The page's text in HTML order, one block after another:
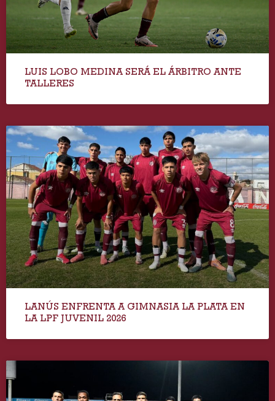
LUIS LOBO MEDINA SERÁ EL ÁRBITRO ANTE
TALLERES
LANÚS ENFRENTA A GIMNASIA LA PLATA EN
LA LPF JUVENIL 2026